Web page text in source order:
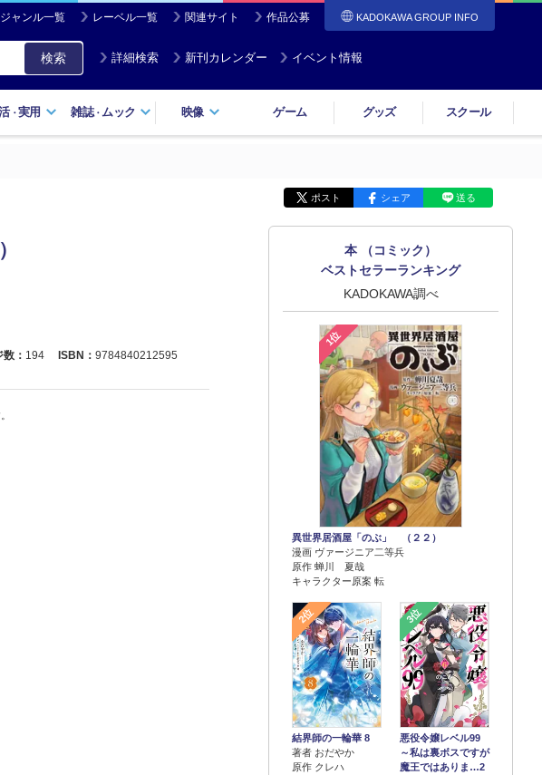
ャンル一覧 レーベル一覧 関連サイト 作品公募 KADOKAWA GROUP INFO
検索 詳細検索 新刊カレンダー イベント情報
・実用 雑誌・ ムック 映像 ゲーム グッズ スクール
ポスト シェア 送る
： 194 ISBN： 9784840212595
本 （コミック）
ベストセラーランキング
KADOKAWA調べ
1位
異世界居酒屋「のぶ」 （２２）
漫画 ヴァージニア二等兵
原作 蝉川 夏哉
キャラクター原案 転
2位
結界師の一輪華 8
著者 おだやか
原作 クレハ
3位
悪役令嬢レベル99
～私は裏ボスですが
魔王ではありま…2